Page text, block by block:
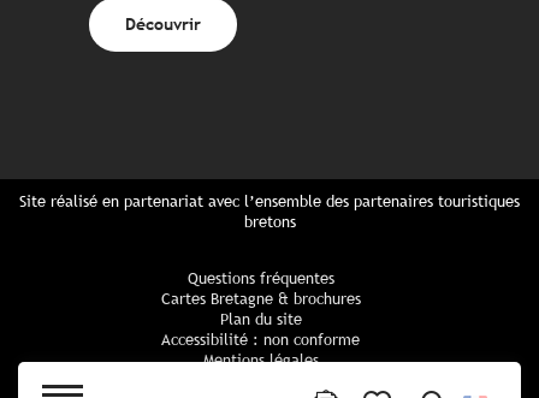
Découvrir
Site réalisé en partenariat avec l’ensemble des partenaires touristiques
bretons
Questions fréquentes
Cartes Bretagne & brochures
Plan du site
Accessibilité : non conforme
Mentions légales